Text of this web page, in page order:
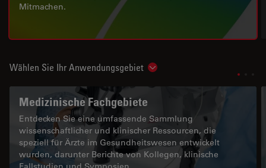
Mitmachen.
Wählen Sie Ihr Anwendungsgebiet Show subnavigation
Medizinische Fachgebiete
Entdecken Sie eine umfassende Sammlung
wissenschaftlicher und klinischer Ressourcen, die
speziell für Ärzte im Gesundheitswesen entwickelt
wurden, darunter Berichte von Kollegen, klinische